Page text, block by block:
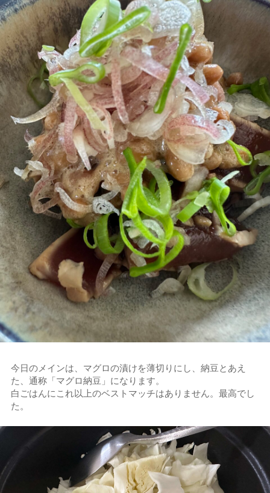
今日のメインは、マグロの漬けを薄切りにし、納豆とあえ
た、通称「マグロ納豆」になります。
白ごはんにこれ以上のベストマッチはありません。最高でし
た。